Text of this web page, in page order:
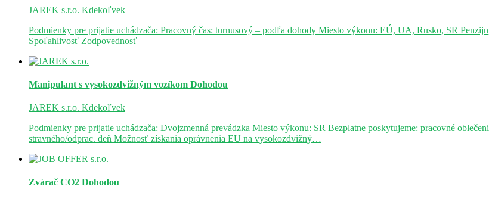
JAREK s.r.o. Kdekoľvek
Podmienky pre prijatie uchádzača: Pracovný čas: turnusový – podľa dohody Miesto výkonu: EÚ, UA, Rusko, SR
Spoľahlivosť Zodpovednosť
Manipulant s vysokozdvižným vozíkom Dohodou
JAREK s.r.o. Kdekoľvek
Podmienky pre prijatie uchádzača: Dvojzmenná prevádzka Miesto výkonu: SR Bezplatne poskytujeme: pracovné
stravného/odprac. deň Možnosť získania oprávnenia EU na vysokozdvižný…
Zvárač CO2 Dohodou